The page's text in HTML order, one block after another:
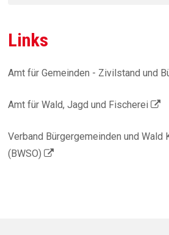
Links
Amt für Gemeinden - Zivilstand und
Amt für Wald, Jagd und Fischerei
Verband Bürgergemeinden und Wald
(BWSO)